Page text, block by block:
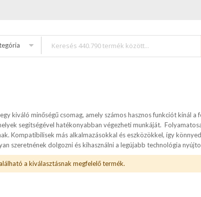
kiváló minőségű csomag, amely számos hasznos funkciót kínál
segítségével hatékonyabban végezheti munkáját.
Kompatibilisek más alkalmazásokkal és eszközökkel, így
szeretnének dolgozni és kihasználni a legújabb technológia
a kiválasztásnak megfelelő termék.